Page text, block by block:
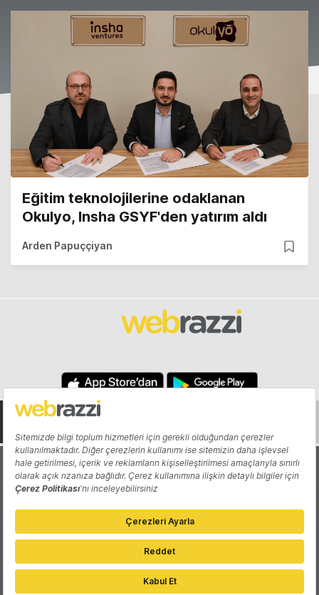
Eğitim teknolojilerine odaklanan
Okulyo, Insha GSYF'den yatırım aldı
Arden Papuççiyan
Hakkında Yazarlar
Katkıda Bulun Reklam